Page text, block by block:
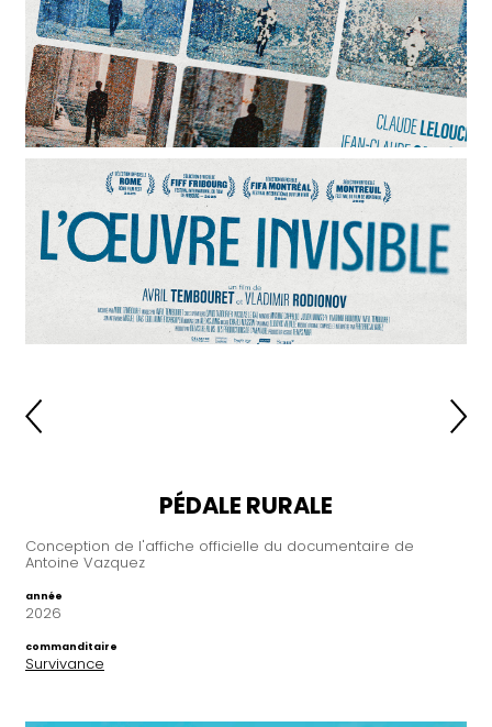
PÉDALE RURALE
Conception de l'affiche officielle du documentaire de
Antoine Vazquez
année
2026
commanditaire
Survivance